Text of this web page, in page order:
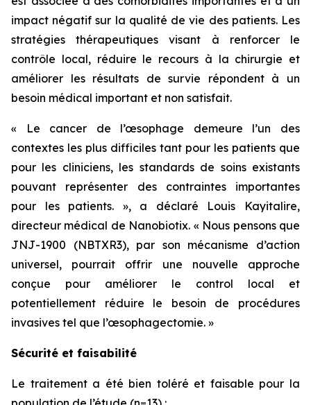
impact négatif sur la qualité de vie des patients. Les
stratégies thérapeutiques visant à renforcer le
contrôle local, réduire le recours à la chirurgie et
améliorer les résultats de survie répondent à un
besoin médical important et non satisfait.
« Le cancer de l’œsophage demeure l’un des
contextes les plus difficiles tant pour les patients que
pour les cliniciens, les standards de soins existants
pouvant représenter des contraintes importantes
pour les patients. », a déclaré Louis Kayitalire,
directeur médical de Nanobiotix. « Nous pensons que
JNJ-1900 (NBTXR3), par son mécanisme d’action
universel, pourrait offrir une nouvelle approche
conçue pour améliorer le control local et
potentiellement réduire le besoin de procédures
invasives tel que l’œsophagectomie. »
Sécurité et faisabilité
Le traitement a été bien toléré et faisable pour la